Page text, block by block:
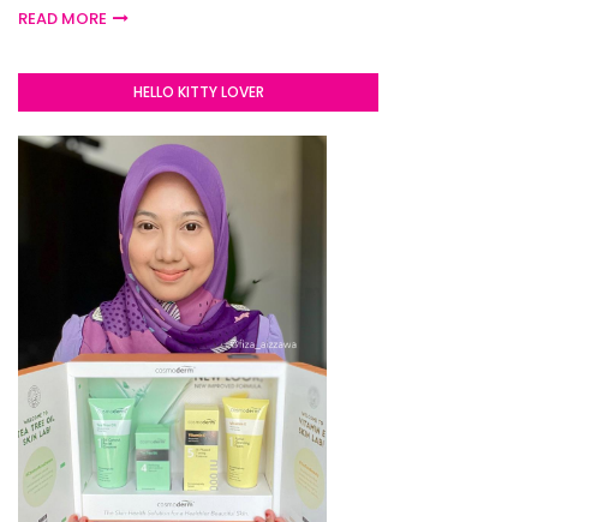
READ MORE
HELLO KITTY LOVER